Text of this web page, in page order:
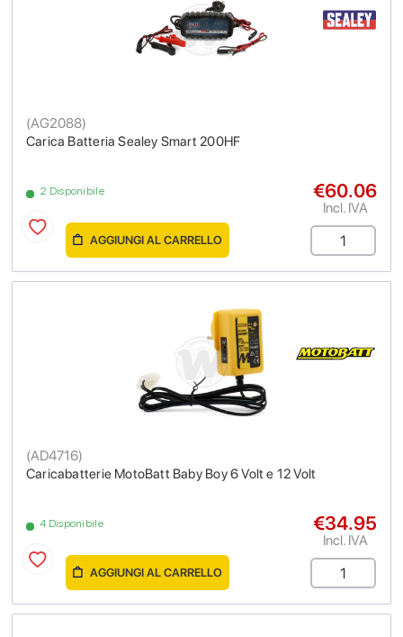
Carica Batteria Sealey Smart 200HF
(AG2088)
2 Disponibile €60.06
Incl. IVA
AGGIUNGI AL CARRELLO
Caricabatterie MotoBatt Baby Boy 6 Volt e 12 Volt
(AD4716)
4 Disponibile €34.95
Incl. IVA
AGGIUNGI AL CARRELLO